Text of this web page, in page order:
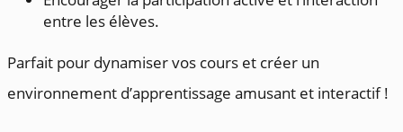
entre les élèves.
Parfait pour dynamiser vos cours et créer un
environnement d’apprentissage amusant et interactif !